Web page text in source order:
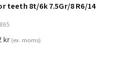
Lägg till i varukorg
teeth 8t/6k 7.5Gr/8 R6/14
kr (ex. moms)